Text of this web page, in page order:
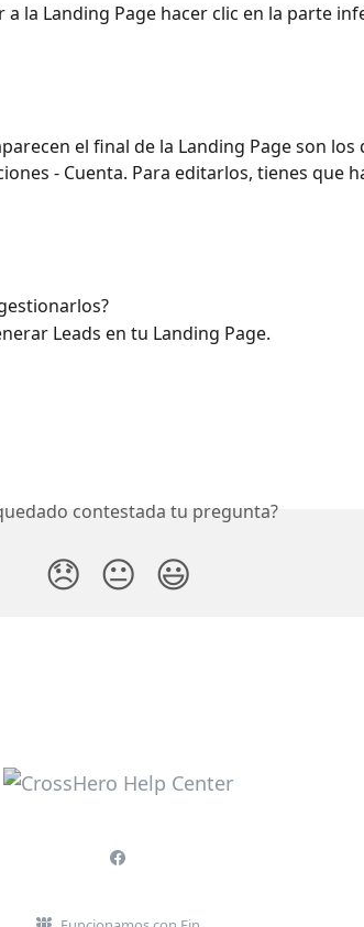
a la Landing Page hacer clic en la parte
el final de la Landing Page son los
- Cuenta. Para editarlos, tienes que
Leads en tu Landing Page.
contestada tu pregunta?
😞 😐 😃